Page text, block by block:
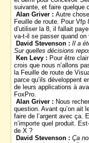
suivante, et faire quelque
Alan Griver : Autre
Feuille de route. Pour
d’utiliser la 8, il fallait
va-t-il se passer quand on
David Stevenson : Il a
Sur quelles décisions
Ken Levy : Pour être
crois que nous n’allons
la Feuille de route de
parce qu’ils développent
de leurs applications à
FoxPro.
Alan Griver : Nous
question. Avant qu’on ait
faire de l’argent avec ça.
n’importe quel produit.
de X ?
David Stevenson : Ça